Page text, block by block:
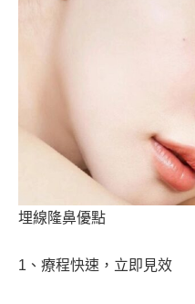
埋線隆鼻優點
1、療程快速，立即見效